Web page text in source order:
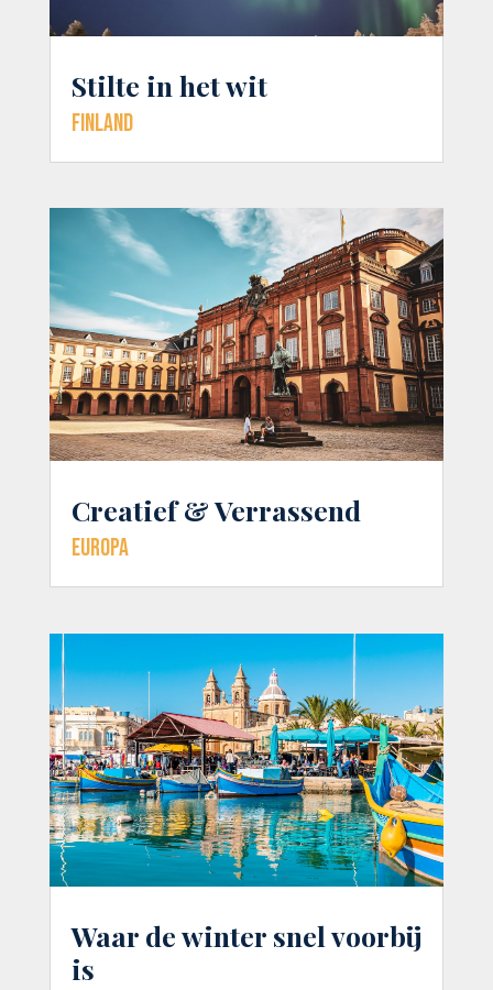
Stilte in het wit
Finland
Creatief & Verrassend
Europa
Waar de winter snel voorbij
is